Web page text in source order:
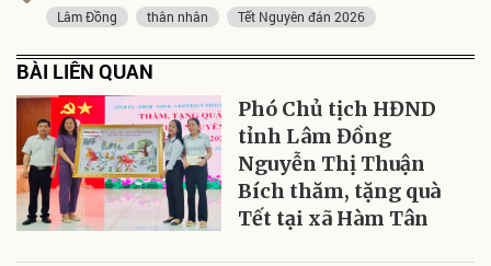
Lâm Đồng
thân nhân Tết Nguyên đán 2026
BÀI LIÊN QUAN
Phó Chủ tịch HĐND
tỉnh Lâm Đồng
Nguyễn Thị Thuận
Bích thăm, tặng quà
Tết tại xã Hàm Tân